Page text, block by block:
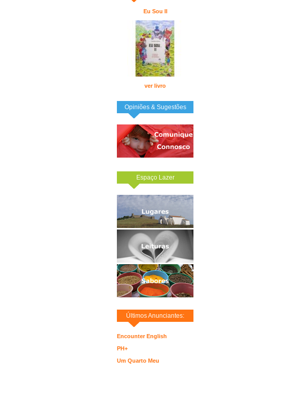
Eu Sou II
ver livro
Opiniões & Sugestões
Espaço Lazer
Últimos Anunciantes:
Encounter English
PH+
Um Quarto Meu